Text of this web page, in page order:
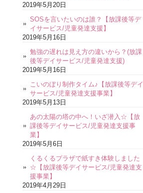
2019年5月20日
SOSを言いたいのは誰？【放課後等デ
イサービス/児童発達支援】
2019年5月16日
勉強の遅れは見え方の違いから？(放課
後等デイサービス/児童発達支援)
2019年5月16日
こいのぼり制作タイム♪【放課後等デイ
サービス/児童発達支援事業】
2019年5月13日
あの太陽の塔の中へ！いざ潜入☆【放
課後等デイサービス/児童発達支援事
業】
2019年5月6日
くるくるプラザで紙すき体験しました
☆【放課後等デイサービス/児童発達支
援事業】
2019年4月29日